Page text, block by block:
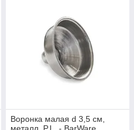
Воронка малая d 3,5 см,